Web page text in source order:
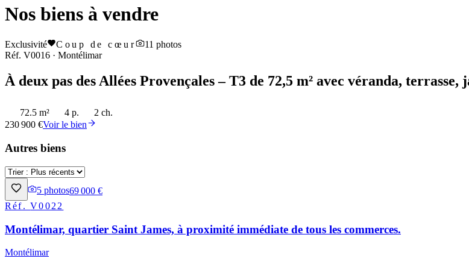
Nos biens à vendre
Exclusivité Coup de cœur 11 photos
Réf. V0016 · Montélimar
À deux pas des Allées Provençales – T3 de 72,5 m² avec véranda,
72.5 m² 4 p.
2 ch.
230 900 €Voir le bien
Autres biens
5 photos69 000 €
Réf.V0022
Montélimar, quartier Saint James, à proximité immédiate de tous les commerces.
Montélimar